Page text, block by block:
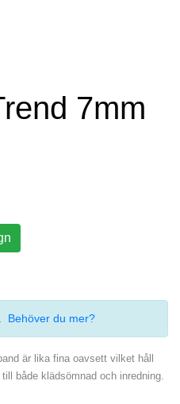
7mm
Behöver du mer?
är lika fina oavsett vilket håll
både klädsömnad och inredning.